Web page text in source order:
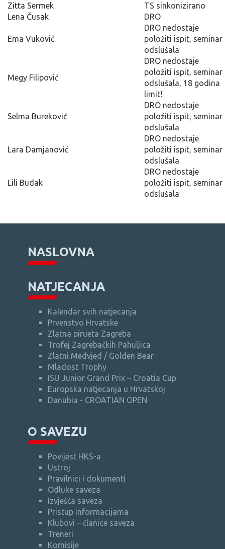
Zitta Sermek
TS sinkonizirano
Lena Čusak
DRO
Ema Vuković
DRO nedostaje
položiti ispit, seminar
odslušala
Megy Filipović
DRO nedostaje
položiti ispit, seminar
odslušala, 18 godina
limit!
Selma Bureković
DRO nedostaje
položiti ispit, seminar
odslušala
Lara Damjanović
DRO nedostaje
položiti ispit, seminar
odslušala
Lili Budak
DRO nedostaje
položiti ispit, seminar
odslušala
NASLOVNA
NATJECANJA
Kalendar svih natjecanja
Prvenstvo Hrvatske
Zlatna pirueta Zagreba
Trofej Zagrebačkih Pahuljica
Zlatni Medvjed / Golden Bear
Mladost Trophy
ISU Junior Grand Prix – Croatia Cup
Europska natjecanja u Hrvatskoj
Danubia - CROATIAN OPEN
O SAVEZU
Povijest HKS-a
Ustroj
Pravilnici i dokumenti
Odluke saveza
Izvješća saveza
Pristup informacijama
Klubovi – članice saveza
Treneri
Komisije